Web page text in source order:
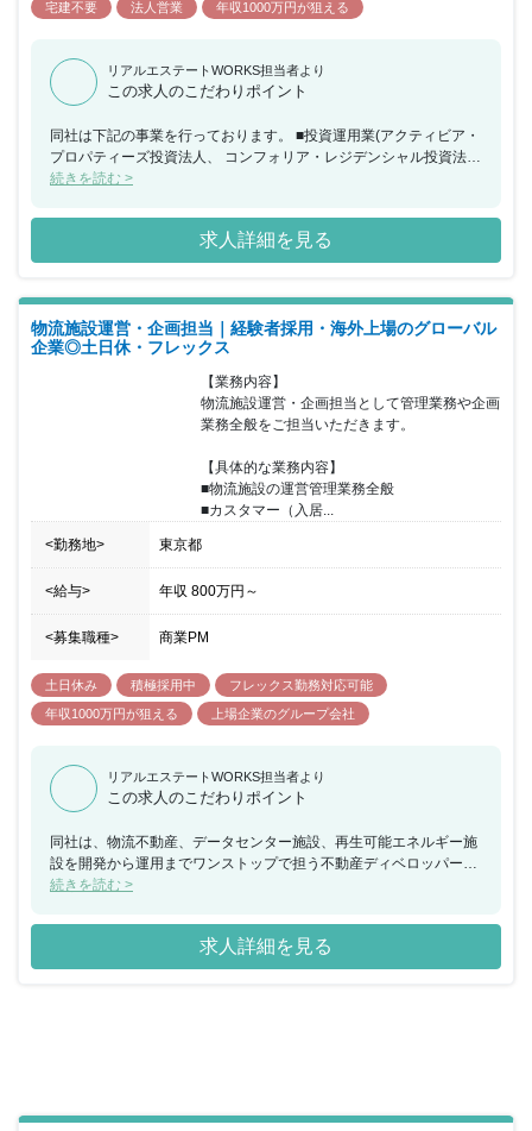
宅建不要 法人営業 年収1000万円が狙える
リアルエステートWORKS担当者より
この求人のこだわりポイント
同社は下記の事業を行っております。 ■投資運用業(アクティビア・
プロパティーズ投資法人、 コンフォリア・レジデンシャル投資法
人、ブローディア・ プライベート投資法人の運用) 東急不動産リー
ールディングスグループの 資産運用会社の組織再編に伴い『アクテ
ィビア・ プロパティーズ投資法人』『コンフォリア・レジデンシャ
ル 投資法人』『ブローディア・プライベート投資法人』を運用 す
プが培ってきた ノウハウや人材を最大限に活用しながら、不動産マ
ネジメントに おける 『プロフェッショナル集団』として、「AUM
を業界No.1 (質･量で業界No.1)」・「選ばれる会社No.1」を目標
価値の最大化を図っています。
続きを読む >
求人詳細を見る
物流施設運営・企画担当｜経験者採用・海外上場のグローバル
企業◎土日休・フレックス
【業務内容】
物流施設運営・企画担当として管理業務や企画
業務全般をご担当いただきます。
【具体的な業務内容】
■物流施設の運営管理業務全般
■カスタマー（入居...
<勤務地> 東京都
<給与> 年収 800万円 ～
<募集職種> 商業PM
土日休み 積極採用中
フレックス勤務対応可能
年収1000万円が狙える
上場企業のグループ会社
リアルエステートWORKS担当者より
この求人のこだわりポイント
同社は、物流不動産、データセンター施設、再生可能エネルギー施
設を開発から運用までワンストップで担う不動産ディベロッパーと
して日本の物流不動産マーケットの拡大に貢献しています。今回、
なりました。マネージャー～シニアマネージャーとして採用し、運
営業務の更なる機能強化を図っていただきます。物流不動産の経験
は問いませんが、オフィス等の運営管理経験や法人へのソリューシ
不動産及び業界の知見など含め専門性を高めることのできる環境で
続きを読む >
求人詳細を見る